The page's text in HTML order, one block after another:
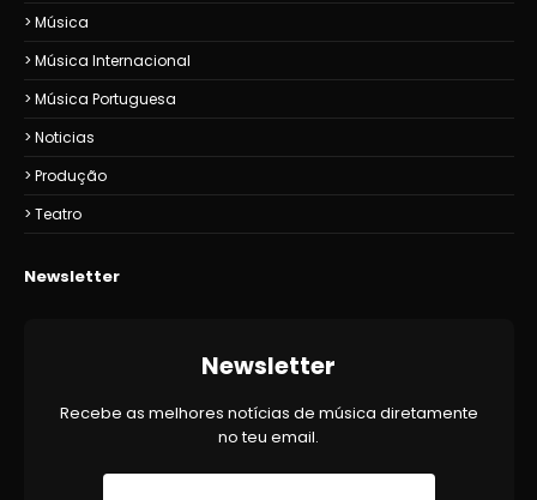
Música
Música Internacional
Música Portuguesa
Noticias
Produção
Teatro
Newsletter
Newsletter
Recebe as melhores notícias de música diretamente
no teu email.